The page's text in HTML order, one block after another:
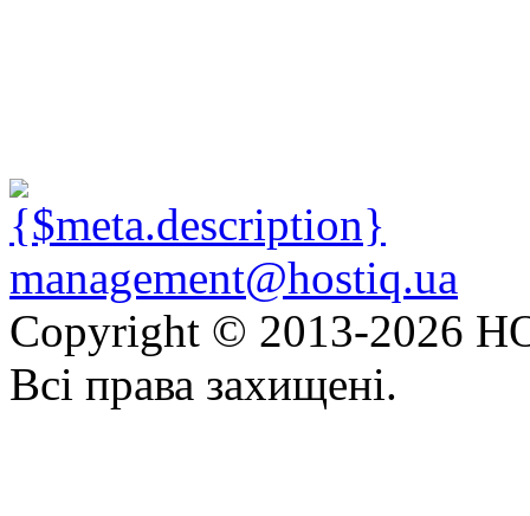
management@hostiq.ua
Copyright © 2013-2026
Всі права захищені.